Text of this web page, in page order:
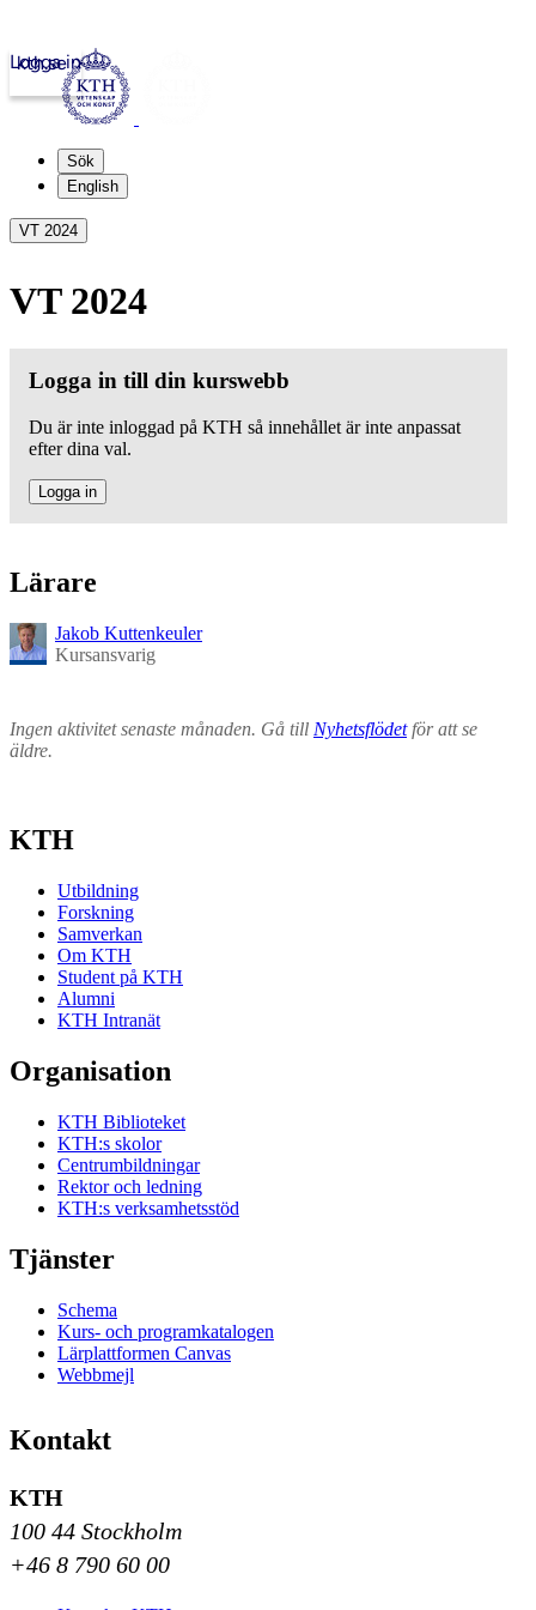
kth.se
Logga in
Sök
English
VT 2024
VT 2024
Logga in till din kurswebb
Du är inte inloggad på KTH så innehållet är inte anpassat
efter dina val.
Logga in
Lärare
Jakob Kuttenkeuler
Kursansvarig
Ingen aktivitet senaste månaden. Gå till Nyhetsflödetför att se
äldre.
KTH
Utbildning
Forskning
Samverkan
Om KTH
Student på KTH
Alumni
KTH Intranät
Organisation
KTH Biblioteket
KTH:s skolor
Centrumbildningar
Rektor och ledning
KTH:s verksamhetsstöd
Tjänster
Schema
Kurs- och programkatalogen
Lärplattformen Canvas
Webbmejl
Kontakt
KTH
100 44 Stockholm
+46 8 790 60 00